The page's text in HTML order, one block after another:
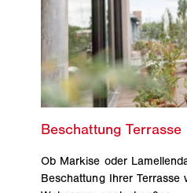
Ob Markise oder
Beschattung Ihrer Terrasse